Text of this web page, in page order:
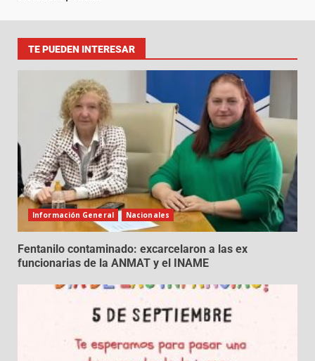
TE PUEDEN INTERESAR
Información General Nacionales
Fentanilo contaminado: excarcelaron a las ex
funcionarias de la ANMAT y el INAME